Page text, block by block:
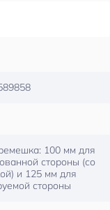
100 мм для
стороны (со
и 125 мм для
стороны